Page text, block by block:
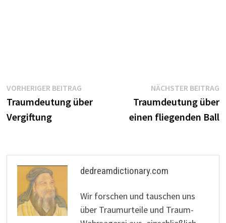
Beitragsnavigation
VORHERIGER BEITRAGVorheriger
Beitrag:
Traumdeutung über
Vergiftung
NÄCHSTER BEITRAG
Traumdeutung über
einen fliegenden Ball
dedreamdictionary.com
Wir forschen und tauschen uns
über Traumurteile und Traum-